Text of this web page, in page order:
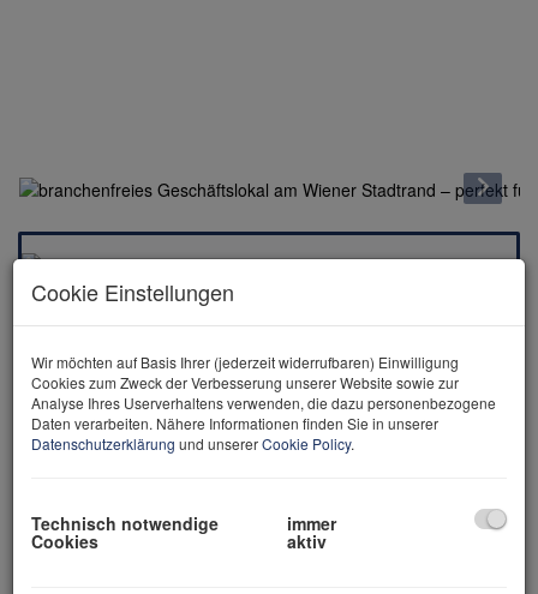
Cookie Einstellungen
Wir möchten auf Basis Ihrer (jederzeit widerrufbaren) Einwilligung
Cookies zum Zweck der Verbesserung unserer Website sowie zur
Analyse Ihres Userverhaltens verwenden, die dazu personenbezogene
Daten verarbeiten. Nähere Informationen finden Sie in unserer
Datenschutzerklärung und unsererCookie Policy.
Technisch notwendige
Cookies
immer
aktiv